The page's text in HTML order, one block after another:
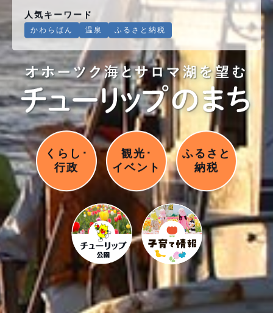
人気キーワード
かわらばん 温泉 ふるさと納税
くらし･
行政
観光･
イベント
ふるさと
納税